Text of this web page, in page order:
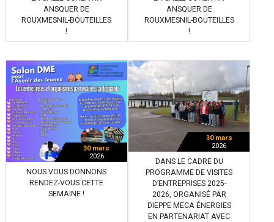
ANSQUER DE
ROUXMESNIL-BOUTEILLES
!
ANSQUER DE
ROUXMESNIL-BOUTEILLES
!
30 mars
2026
NOUS VOUS DONNONS
RENDEZ-VOUS CETTE
SEMAINE !
30 mars
2026
DANS LE CADRE DU
PROGRAMME DE VISITES
D’ENTREPRISES 2025-
2026, ORGANISÉ PAR
DIEPPE MECA ÉNERGIES
EN PARTENARIAT AVEC